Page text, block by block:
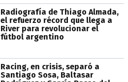
Radiografía de Thiago Almada,
el refuerzo récord que llega a
River para revolucionar el
fútbol argentino
Racing, en crisis, separó a
Santiago Sosa, Baltasar